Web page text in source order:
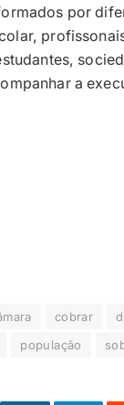
por
a
cobrar
população